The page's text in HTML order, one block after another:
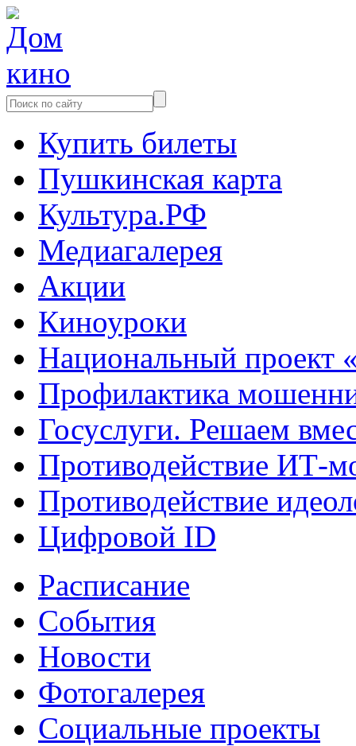
Купить билеты
Пушкинская карта
Культура.РФ
Медиагалерея
Акции
Киноуроки
Национальный проект
Профилактика
Госуслуги. Решаем
Противодействие ИТ-
Противодействие
Цифровой ID
Расписание
События
Новости
Фотогалерея
Социальные проекты